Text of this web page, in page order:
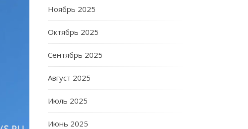
Ноябрь 2025
Октябрь 2025
Сентябрь 2025
Август 2025
Июль 2025
Июнь 2025